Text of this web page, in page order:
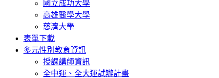
國立成功大學
高雄醫學大學
慈濟大學
表單下載
多元性別教育資訊
授課講師資訊
全中運、全大運試辦計畫